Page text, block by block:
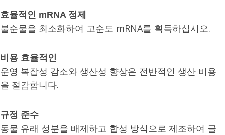
효율적인 mRNA 정제
불순물을 최소화하여 고순도 mRNA를 획득하십시오.
비용 효율적인
운영 복잡성 감소와 생산성 향상은 전반적인 생산 비용
을 절감합니다.
규정 준수
동물 유래 성분을 배제하고 합성 방식으로 제조하여 글